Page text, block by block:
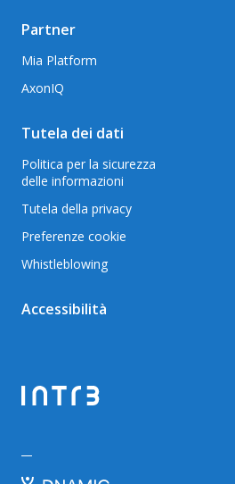
Partner
Mia Platform
AxonIQ
Tutela dei dati
Politica per la sicurezza
delle informazioni
Tutela della privacy
Preferenze cookie
Whistleblowing
Accessibilità